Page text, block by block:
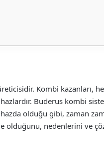
Kombi kazanları,
Buderus kombi
olduğu gibi, zaman
olduğunu, nedenlerini ve